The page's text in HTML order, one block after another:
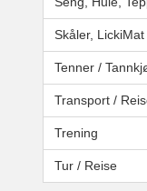
Skåler, LickiMat
Tenner /
Transport /
Trening
Tur / Reise